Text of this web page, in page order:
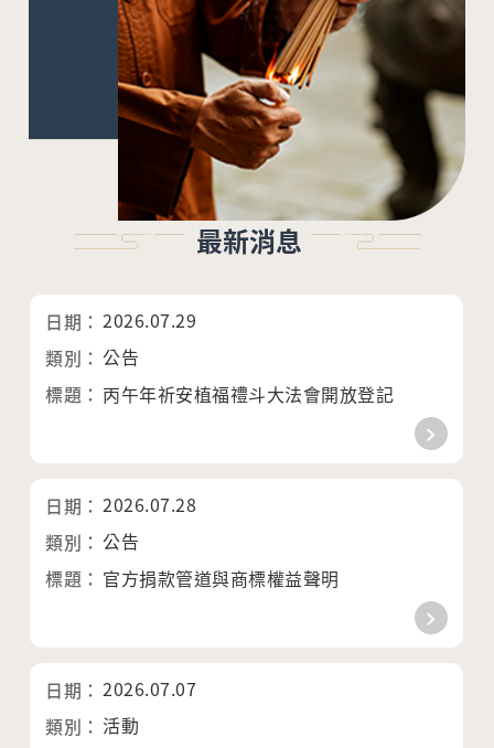
最新消息
2026.07.29
公告
丙午年祈安植福禮斗大法會開放登記
2026.07.28
公告
官方捐款管道與商標權益聲明
2026.07.07
活動